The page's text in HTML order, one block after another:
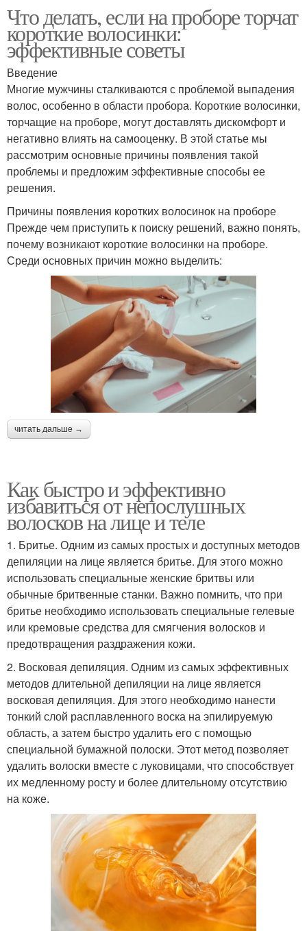
Что делать, если на проборе торчат
короткие волосинки:
эффективные советы
Введение
Многие мужчины сталкиваются с проблемой выпадения
волос, особенно в области пробора. Короткие волосинки,
торчащие на проборе, могут доставлять дискомфорт и
негативно влиять на самооценку. В этой статье мы
рассмотрим основные причины появления такой
проблемы и предложим эффективные способы ее
решения.
Причины появления коротких волосинок на проборе
Прежде чем приступить к поиску решений, важно понять,
почему возникают короткие волосинки на проборе.
Среди основных причин можно выделить:
читать дальше →
Как быстро и эффективно
избавиться от непослушных
волосков на лице и теле
1. Бритье. Одним из самых простых и доступных методов
депиляции на лице является бритье. Для этого можно
использовать специальные женские бритвы или
обычные бритвенные станки. Важно помнить, что при
бритье необходимо использовать специальные гелевые
или кремовые средства для смягчения волосков и
предотвращения раздражения кожи.
2. Восковая депиляция. Одним из самых эффективных
методов длительной депиляции на лице является
восковая депиляция. Для этого необходимо нанести
тонкий слой расплавленного воска на эпилируемую
область, а затем быстро удалить его с помощью
специальной бумажной полоски. Этот метод позволяет
удалить волоски вместе с луковицами, что способствует
их медленному росту и более длительному отсутствию
на коже.